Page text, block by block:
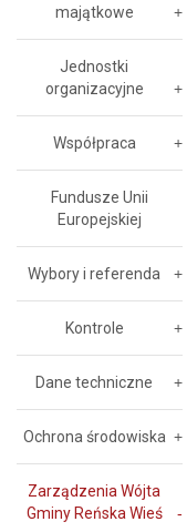
majątkowe
Jednostki
organizacyjne
Współpraca
Fundusze Unii
Europejskiej
Wybory i referenda
Kontrole
Dane techniczne
Ochrona środowiska
Zarządzenia Wójta
Gminy Reńska Wieś